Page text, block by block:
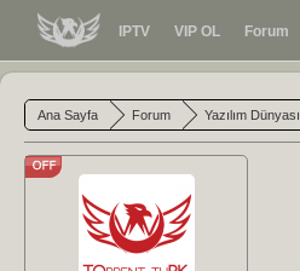
IPTV VIP OL Forum
Ana Sayfa Forum Yazılım Dünyası